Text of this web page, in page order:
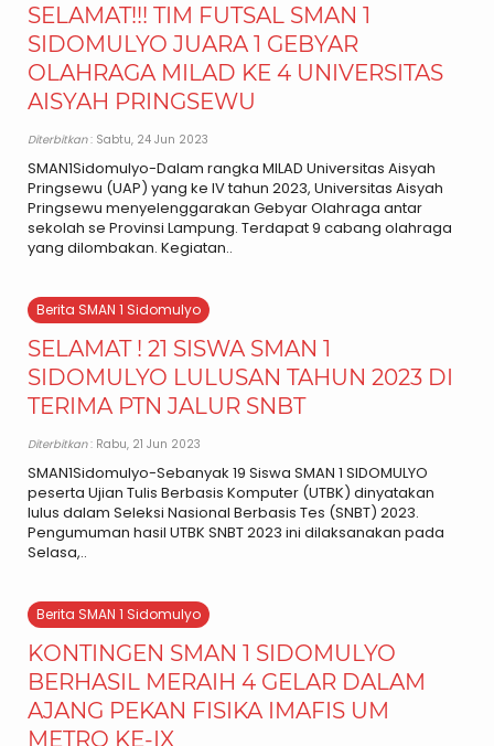
SELAMAT!!! TIM FUTSAL SMAN 1
SIDOMULYO JUARA 1 GEBYAR
OLAHRAGA MILAD KE 4 UNIVERSITAS
AISYAH PRINGSEWU
Diterbitkan: Sabtu, 24 Jun 2023
SMAN1Sidomulyo-Dalam rangka MILAD Universitas Aisyah
Pringsewu (UAP) yang ke IV tahun 2023, Universitas Aisyah
Pringsewu menyelenggarakan Gebyar Olahraga antar
sekolah se Provinsi Lampung. Terdapat 9 cabang olahraga
yang dilombakan. Kegiatan..
Berita SMAN 1 Sidomulyo
SELAMAT ! 21 SISWA SMAN 1
SIDOMULYO LULUSAN TAHUN 2023 DI
TERIMA PTN JALUR SNBT
Diterbitkan: Rabu, 21 Jun 2023
SMAN1Sidomulyo-Sebanyak 19 Siswa SMAN 1 SIDOMULYO
peserta Ujian Tulis Berbasis Komputer (UTBK) dinyatakan
lulus dalam Seleksi Nasional Berbasis Tes (SNBT) 2023.
Pengumuman hasil UTBK SNBT 2023 ini dilaksanakan pada
Selasa,..
Berita SMAN 1 Sidomulyo
KONTINGEN SMAN 1 SIDOMULYO
BERHASIL MERAIH 4 GELAR DALAM
AJANG PEKAN FISIKA IMAFIS UM
METRO KE-IX